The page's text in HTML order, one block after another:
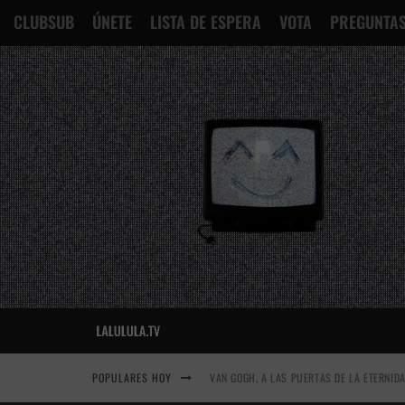
CLUBSUB ÚNETE LISTA DE ESPERA VOTA
POPULARES HOY VAN GOGH, A LAS PUERTAS DE LA